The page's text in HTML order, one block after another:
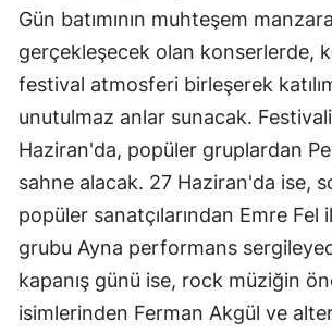
Gün batımının muhteşem
gerçekleşecek olan konserlerde,
festival atmosferi birleşerek
unutulmaz anlar sunacak.
Haziran'da, popüler gruplardan
sahne alacak. 27 Haziran'da ise,
popüler sanatçılarından Emre Fel
grubu Ayna performans
kapanış günü ise, rock müziğin
isimlerinden Ferman Akgül ve